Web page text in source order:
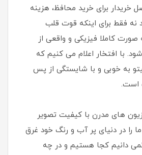
خریدار برای خرید محافظ، هزینه
نه فقط برای اینکه قوت قلب
صورت کاملا فیزیکی و واقعی از
با افتخار اعلام می کنیم که
به خوبی و با شایستگی از پس
است.
های مدرن با کیفیت تصویر
را در دنیای پر آب و رنگ خود غرق
دانیم کجا هستیم و در چه